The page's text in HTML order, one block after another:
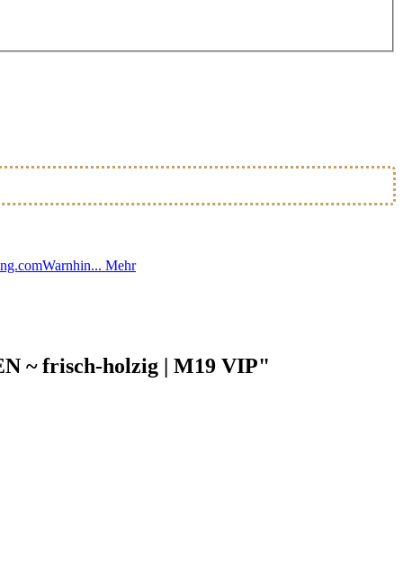
Mehr
~ frisch-holzig | M19 VIP"